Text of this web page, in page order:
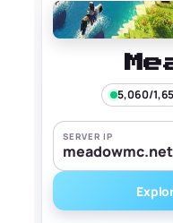
5,060/
SERVER IP
meadowmc.net